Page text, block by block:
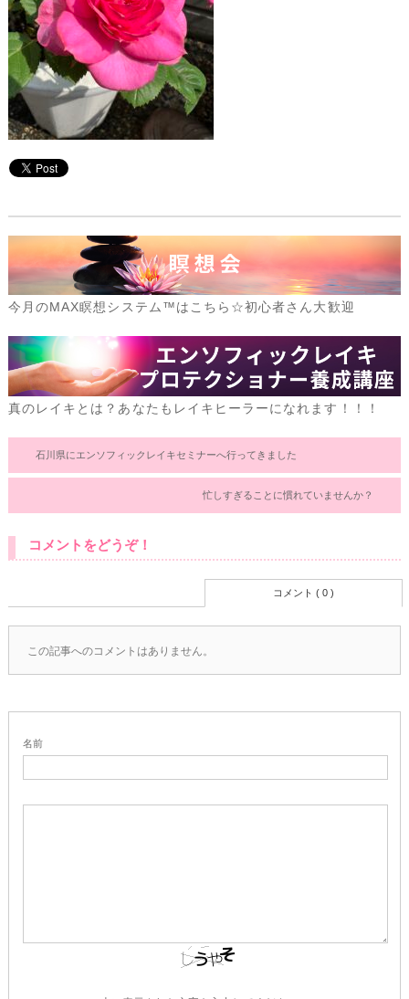
今月のMAX瞑想システム™はこちら☆初心者さん大歓迎
真のレイキとは？あなたもレイキヒーラーになれます！！！
石川県にエンソフィックレイキセミナーへ行ってきました
忙しすぎることに慣れていませんか？
コメントをどうぞ！
コメント ( 0 )
この記事へのコメントはありません。
名前